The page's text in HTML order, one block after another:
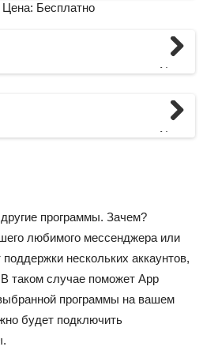
Цена: Бесплатно
Next
Next
программы. Зачем?
любимого мессенджера или
нескольких аккаунтов,
таком случае поможет App
программы на вашем
будет подключить